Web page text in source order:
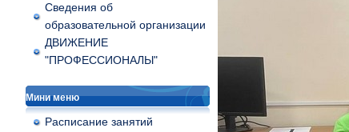
Сведения об
образовательной организации
ДВИЖЕНИЕ
"ПРОФЕССИОНАЛЫ"
Мини меню
Расписание занятий